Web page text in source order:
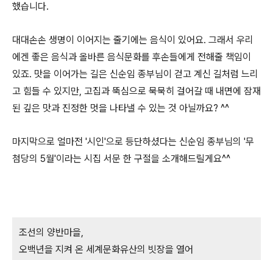
했습니다.
대대손손 생명이 이어지는 줄기에는 음식이 있어요. 그래서 우리
에겐 좋은 음식과 올바른 음식문화를 후손들에게 전해줄 책임이
있죠. 맛을 이어가는 길은 신순임 종부님이 걷고 계신 길처럼 느리
고 힘들 수 있지만, 고집과 뚝심으로 묵묵히 걸어갈 때 내면에 잠재
된 깊은 맛과 진정한 멋을 나타낼 수 있는 것 아닐까요? ^^
마지막으로 얼마전 '시인'으로 등단하셨다는 신순임 종부님의 '무
첨당의 5월'이라는 시집 서문 한 구절을 소개해드릴게요^^
조선의 양반마을,
오백년을 지켜 온 세계문화유산의 빗장을 열어